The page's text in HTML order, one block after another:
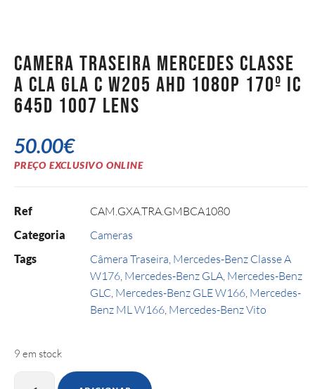
Camera Traseira Mercedes Classe
A CLA GLA C W205 AHD 1080p 170º IC
645D 1007 Lens
50.00€
PREÇO EXCLUSIVO ONLINE
Ref CAM.GXA.TRA.GMBCA1080
Categoria Cameras
Tags Câmera Traseira Mercedes-Benz Classe A
W176 Mercedes-Benz GLA Mercedes-Benz
GLC Mercedes-Benz GLE W166 Mercedes-
Benz ML W166 Mercedes-Benz Vito
9 em stock